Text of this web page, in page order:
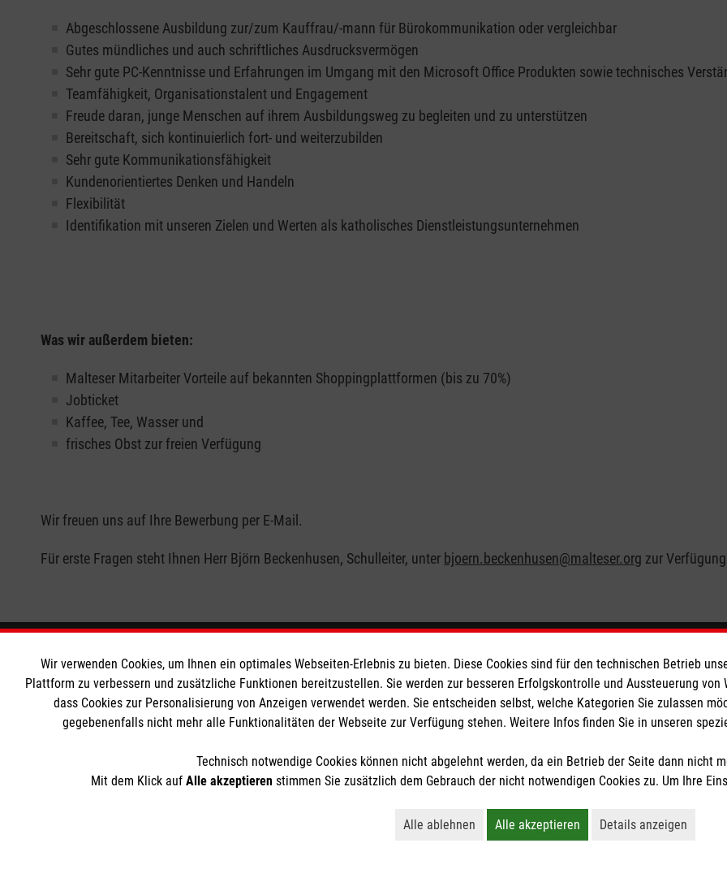
Abgeschlossene Ausbildung zur/zum Kauffrau/-mann für Bürokommunikation oder vergleichbar
Gutes mündliches und auch schriftliches Ausdrucksvermögen
Sehr gute PC-Kenntnisse und Erfahrungen im Umgang mit den Microsoft Office Produkten sowie technisches
Teamfähigkeit, Organisationstalent und Engagement
Freude daran, junge Menschen auf ihrem Ausbildungsweg zu begleiten und zu unterstützen
Bereitschaft, sich kontinuierlich fort- und weiterzubilden
Sehr gute Kommunikationsfähigkeit
Kundenorientiertes Denken und Handeln
Flexibilität
Identifikation mit unseren Zielen und Werten als katholisches Dienstleistungsunternehmen
Was wir außerdem bieten:
Malteser Mitarbeiter Vorteile auf bekannten Shoppingplattformen (bis zu 70%)
Jobticket
Kaffee, Tee, Wasser und
frisches Obst zur freien Verfügung
Wir freuen uns auf Ihre Bewerbung per E-Mail.
Für erste Fragen steht Ihnen Herr Björn Beckenhusen, Schulleiter, unter bjoern.beckenhusen@malteser.org zur
Wir Malteser
Spenden und Helfen
Angebote und Leistungen
Mitarbeiten
Informationen
Downloads
Impressum
Datenschutz
Malteser online
Malteserorden
Malteser Jugend
Malteser International
Sharepoint
Der Malteser Hilfsdienst e.V. ist als eingetragene gemeinnützige Organisation von der Körperschaft- und Gewerbesteuer befreit.
Wir verwenden Cookies, um Ihnen ein optimales Webseiten-Erlebnis zu bieten. Diese Cookies sind für den technischen Betrieb
Plattform zu verbessern und zusätzliche Funktionen bereitzustellen. Sie werden zur besseren Erfolgskontrolle und Aussteuerung von
dass Cookies zur Personalisierung von Anzeigen verwendet werden. Sie entscheiden selbst, welche Kategorien Sie zulassen
gegebenenfalls nicht mehr alle Funktionalitäten der Webseite zur Verfügung stehen. Weitere Infos finden Sie in unseren
Technisch notwendige Cookies können nicht abgelehnt werden, da ein Betrieb der Seite dann nicht
Mit dem Klick auf Alle akzeptieren stimmen Sie zusätzlich dem Gebrauch der nicht notwendigen Cookies zu. Um Ihre
Alle ablehnen
Lehnt alle nicht-essentiellen Cookies ab
Alle akzeptieren
Akzeptiert alle Cookies
Details anzeigen